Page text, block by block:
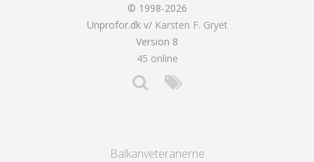
© 1998-2026
Unprofor.dk v/ Karsten F. Gryet
Version 8
45 online
Balkanveteranerne